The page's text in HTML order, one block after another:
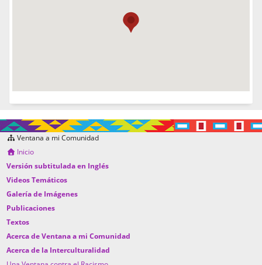
Ventana a mi Comunidad
Inicio
Versión subtitulada en Inglés
Videos Temáticos
Galería de Imágenes
Publicaciones
Textos
Acerca de Ventana a mi Comunidad
Acerca de la Interculturalidad